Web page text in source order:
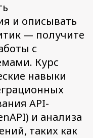
и описывать
— получите
с
Курс
навыки
API-
и анализа
таких как